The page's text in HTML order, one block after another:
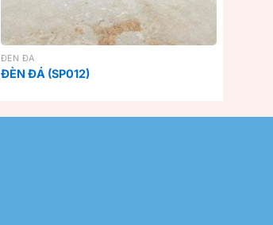
ĐÈN ĐÁ
ĐÈN ĐÁ (SP012)